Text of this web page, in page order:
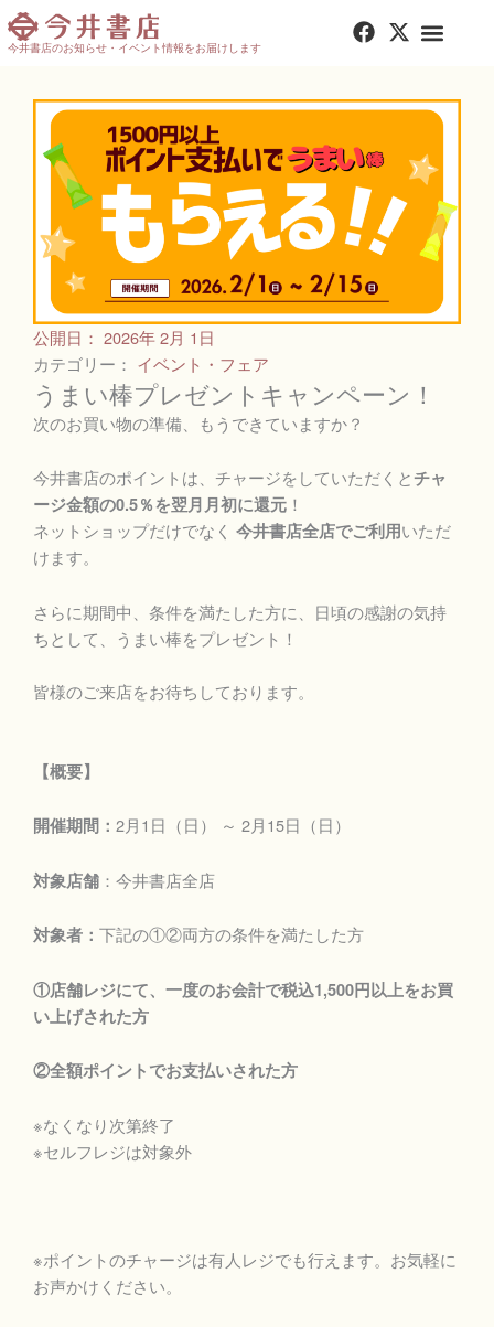
容今井書店のお知らせ・イベント情報をお届けします
F
a
e
b
o
k
X
-
w
i
e
r
公開日： 2026年 2月 1日
カテゴリー： イベント・フェア
うまい棒プレゼントキャンペーン！
次のお買い物の準備、もうできていますか？
今井書店のポイントは、チャージをしていただくとチャ
ージ金額の0.5％を翌月月初に還元 ！
ネットショップだけでなく 今井書店全店でご利用いただ
けます。
さらに期間中、条件を満たした方に、日頃の感謝の気持
ちとして、うまい棒をプレゼント！
皆様のご来店をお待ちしております。
【概要】
開催期間： 2月1日（日） ～ 2月15日（日）
対象店舗 ：今井書店全店
対象者： 下記の①②両方の条件を満たした方
①店舗レジにて、一度のお会計で税込1,500円以上をお買
い上げされた方
②全額ポイントでお支払いされた方
※なくなり次第終了
※セルフレジは対象外
※ポイントのチャージは有人レジでも行えます。お気軽に
お声かけください。